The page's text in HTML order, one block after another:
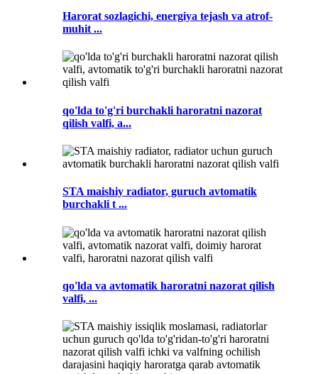
Harorat sozlagichi, energiya tejash va atrof-
muhit ...
qo'lda to'g'ri burchakli haroratni nazorat
qilish valfi, a...
STA maishiy radiator, guruch avtomatik
burchakli t ...
qo'lda va avtomatik haroratni nazorat qilish
valfi, ...